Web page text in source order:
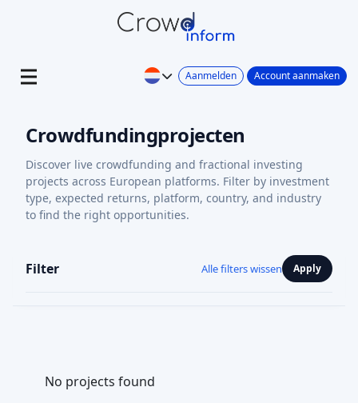
Aanmelden Account aanmaken
Crowdfundingprojecten
Discover live crowdfunding and fractional investing
projects across European platforms. Filter by investment
type, expected returns, platform, country, and industry
to find the right opportunities.
Filter Alle filters wissen Apply
No projects found